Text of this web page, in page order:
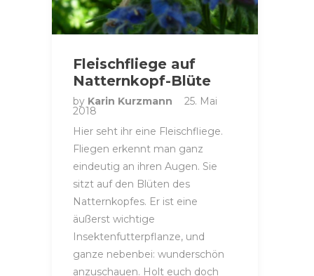
Fleischfliege auf
Natternkopf-Blüte
by Karin Kurzmann 25. Mai
2018
Hier seht ihr eine Fleischfliege.
Fliegen erkennt man ganz
eindeutig an ihren Augen. Sie
sitzt auf den Blüten des
Natternkopfes. Er ist eine
äußerst wichtige
Insektenfutterpflanze, und
ganze nebenbei: wunderschön
anzuschauen. Holt euch doch